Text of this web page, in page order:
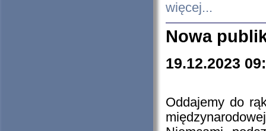
więcej...
Nowa
19.12.2023
Oddajemy do